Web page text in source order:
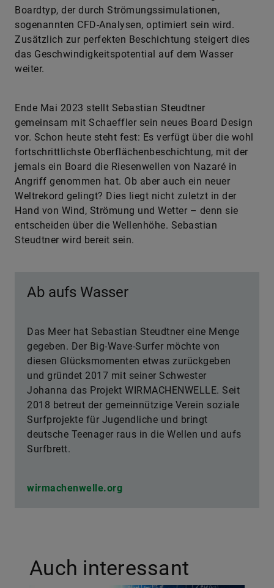
Boardtyp, der durch Strömungssimulationen,
sogenannten CFD-Analysen, optimiert sein wird.
Zusätzlich zur perfekten Beschichtung steigert dies
das Geschwindigkeitspotential auf dem Wasser
weiter.
Ende Mai 2023 stellt Sebastian Steudtner
gemeinsam mit Schaeffler sein neues Board Design
vor. Schon heute steht fest: Es verfügt über die wohl
fortschrittlichste Oberflächenbeschichtung, mit der
jemals ein Board die Riesenwellen von Nazaré in
Angriff genommen hat. Ob aber auch ein neuer
Weltrekord gelingt? Dies liegt nicht zuletzt in der
Hand von Wind, Strömung und Wetter – denn sie
entscheiden über die Wellenhöhe. Sebastian
Steudtner wird bereit sein.
Ab aufs Wasser
Das Meer hat Sebastian Steudtner eine Menge
gegeben. Der Big-Wave-Surfer möchte von
diesen Glücksmomenten etwas zurückgeben
und gründet 2017 mit seiner Schwester
Johanna das Projekt WIRMACHENWELLE. Seit
2018 betreut der gemeinnützige Verein soziale
Surfprojekte für Jugendliche und bringt
deutsche Teenager raus in die Wellen und aufs
Surfbrett.
wirmachenwelle.org
Auch interessant